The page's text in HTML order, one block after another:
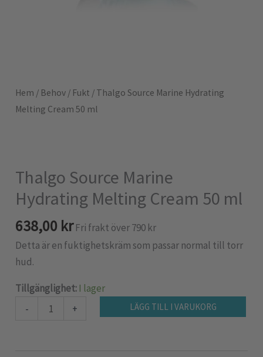
Hem / Behov / Fukt / Thalgo Source Marine Hydrating
Melting Cream 50 ml
Thalgo Source Marine
Hydrating Melting Cream 50 ml
638,00 kr Fri frakt över 790 kr
Detta är en fuktighetskräm som passar normal till torr
hud.
Tillgänglighet: I lager
-
+ LÄGG TILL I VARUKORG